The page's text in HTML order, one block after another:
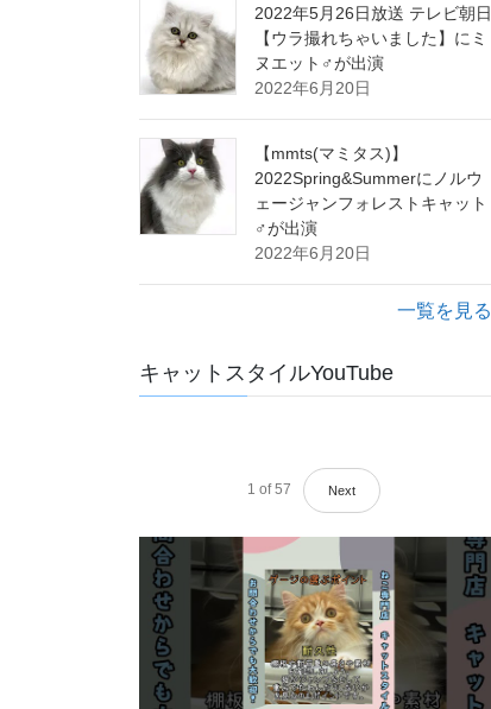
2022年5月26日放送 テレビ朝日
【ウラ撮れちゃいました】にミ
ヌエット♂が出演
2022年6月20日
【mmts(マミタス)】
2022Spring&Summerにノルウ
ェージャンフォレストキャット
♂が出演
2022年6月20日
一覧を見る
キャットスタイルYouTube
1 of 57 Next